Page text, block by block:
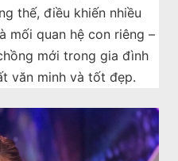
thế, điều khiến nhiều
mối quan hệ con riêng –
mới trong gia đình
văn minh và tốt đẹp.